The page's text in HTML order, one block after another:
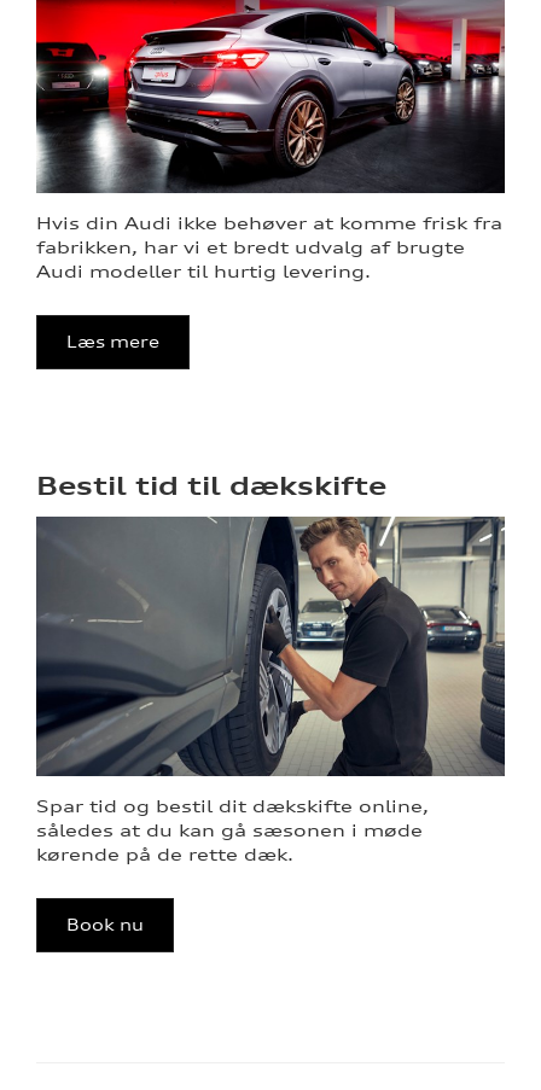
Hvis din Audi ikke behøver at komme frisk fra
fabrikken, har vi et bredt udvalg af brugte
Audi modeller til hurtig levering.
Læs mere
Bestil tid til dækskifte
Spar tid og bestil dit dækskifte online,
således at du kan gå sæsonen i møde
kørende på de rette dæk.
Book nu